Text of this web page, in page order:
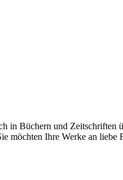
in Büchern und Zeitschriften
möchten Ihre Werke an liebe